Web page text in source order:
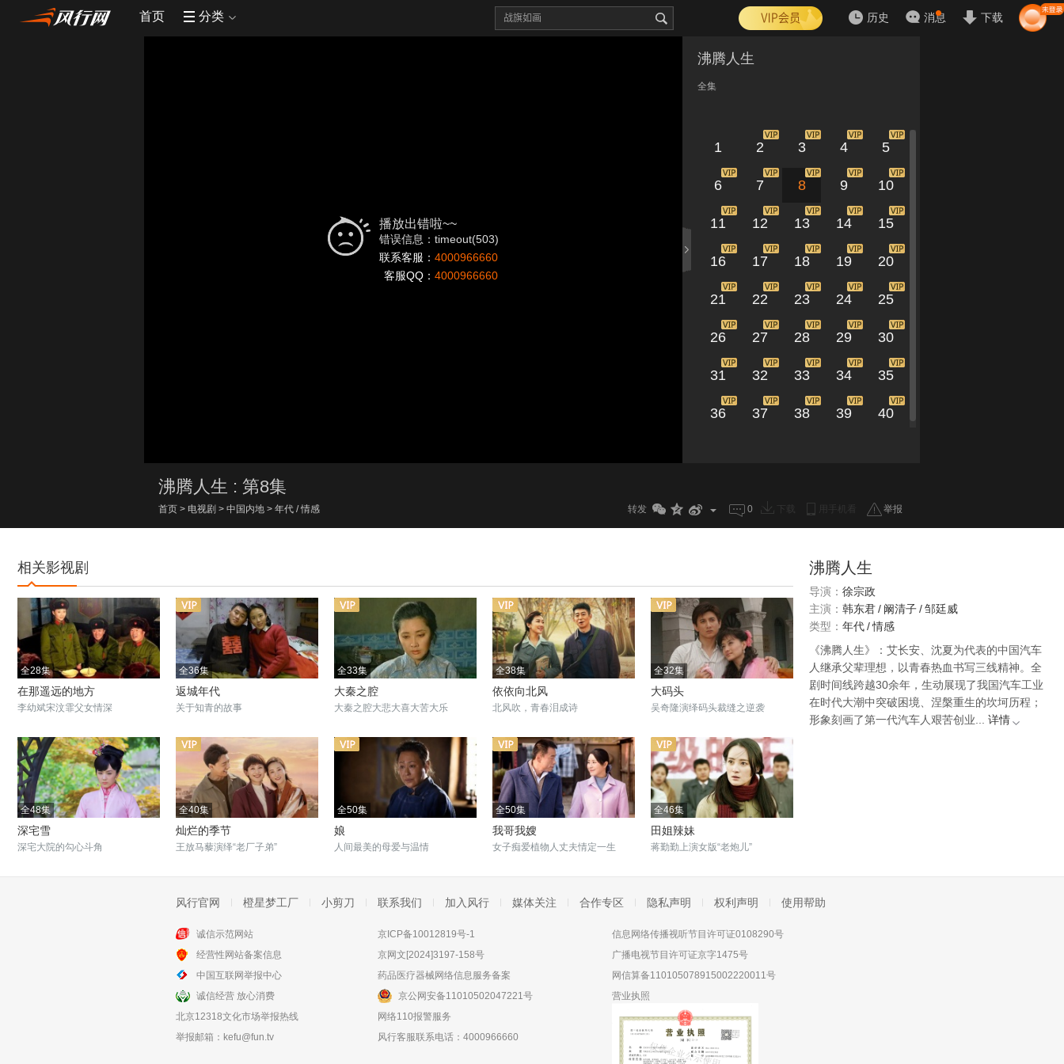
首页 分类 历史 消息 下载
播放出错啦~~
错误信息：timeout(503)
联系客服： 4000966660
客服QQ： 4000966660
沸腾人生
全集
1 2 3 4 5
6 7 8 9 10
11 12 13 14 15
16 17 18 19 20
21 22 23 24 25
26 27 28 29 30
31 32 33 34 35
36 37 38 39 40
沸腾人生 : 第8集
首页 > 电视剧 > 中国内地 > 年代 / 情感 转发 0 举报
相关影视剧
全28集
在那遥远的地方
李幼斌宋汶霏父女情深
全36集
返城年代
关于知青的故事
全33集
大秦之腔
大秦之腔大悲大喜大苦大乐
全38集
依依向北风
北风吹，青春泪成诗
全32集
大码头
吴奇隆演绎码头裁缝之逆袭
全48集
深宅雪
深宅大院的勾心斗角
全40集
灿烂的季节
王放马藜演绎“老厂子弟”
全50集
娘
人间最美的母爱与温情
全50集
我哥我嫂
女子痴爱植物人丈夫情定一生
全46集
田姐辣妹
蒋勤勤上演女版“老炮儿”
全40集
八九不离十
沸腾人生
导演： 徐宗政
主演： 韩东君/ 阚清子/邹廷威
类型： 年代/情感
《沸腾人生》：艾长安、沈夏为代表的中国汽车
人继承父辈理想，以青春热血书写三线精神。全
剧时间线跨越30余年，生动展现了我国汽车工业
在时代大潮中突破困境、涅槃重生的坎坷历程；
形象刻画了第一代汽车人艰苦创业...
详情
风行官网 橙星梦工厂 小剪刀 联系我们 加入风行 媒体关注 合作专区 隐私声明 权利声明 使用帮助
诚信示范网站
经营性网站备案信息
中国互联网举报中心
诚信经营 放心消费
北京12318文化市场举报热线
举报邮箱： kefu@fun.tv
京ICP备10012819号-1
京网文[2024]3197-158号
药品医疗器械网络信息服务备案
京公网安备11010502047221号
网络110报警服务
风行客服联系电话：4000966660
信息网络传播视听节目许可证0108290号
广播电视节目许可证京字1475号
网信算备110105078915002220011号
营业执照